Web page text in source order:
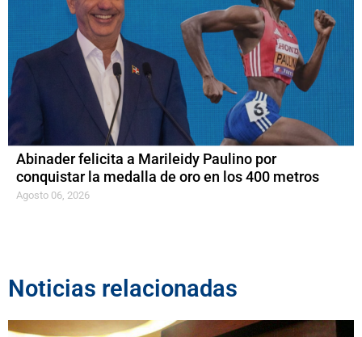
Abinader felicita a Marileidy Paulino por
conquistar la medalla de oro en los 400 metros
Agosto 06, 2026
Noticias relacionadas